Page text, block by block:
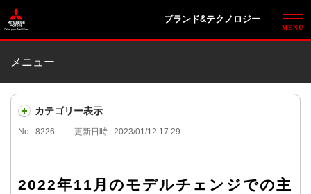
ブランド&テクノロジー
メニュー
カテゴリー表示
No : 8226 更新日時 : 2023/01/12 17:29
2022年11月のモデルチェンジでの主